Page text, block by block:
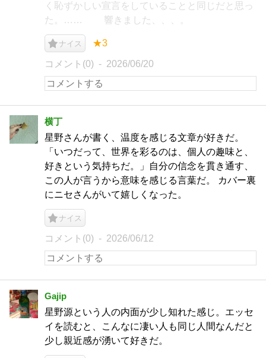
く恥ずかしい宣言をしていることと同じだと思っ
た。…… 響きました、、、。
ナイス ★3
コメント(0) 2026/06/20
横丁
星野さんが書く、温度を感じる文章が好きだ。
「いつだって、世界を彩るのは、個人の趣味と、
好きという気持ちだ。」自分の信念を貫き通す、
この人が言うから意味を感じる言葉だ。 カバー裏
にニセさんがいて嬉しくなった。
ナイス
コメント(0) 2026/06/12
Gajip
星野源という人の内面が少し知れた感じ。エッセ
イを読むと、こんなに凄い人も同じ人間なんだと
少し親近感が湧いて好きだ。